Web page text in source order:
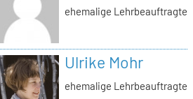
ehemalige Lehrbeauftragte
Ulrike Mohr
ehemalige Lehrbeauftragte